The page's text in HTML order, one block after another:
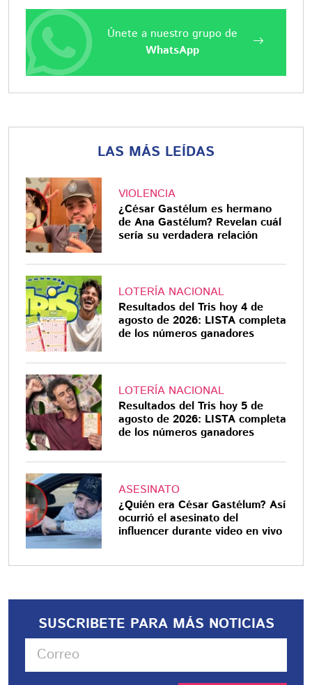
Únete a nuestro grupo de
WhatsApp
LAS MÁS LEÍDAS
VIOLENCIA
¿César Gastélum es hermano
de Ana Gastélum? Revelan cuál
sería su verdadera relación
LOTERÍA NACIONAL
Resultados del Tris hoy 4 de
agosto de 2026: LISTA completa
de los números ganadores
LOTERÍA NACIONAL
Resultados del Tris hoy 5 de
agosto de 2026: LISTA completa
de los números ganadores
ASESINATO
¿Quién era César Gastélum? Así
ocurrió el asesinato del
influencer durante video en vivo
SUSCRIBETE PARA MÁS NOTICIAS